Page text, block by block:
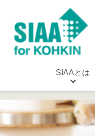
SIAAとは